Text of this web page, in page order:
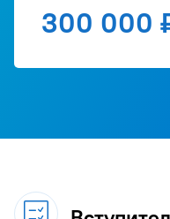
300 000